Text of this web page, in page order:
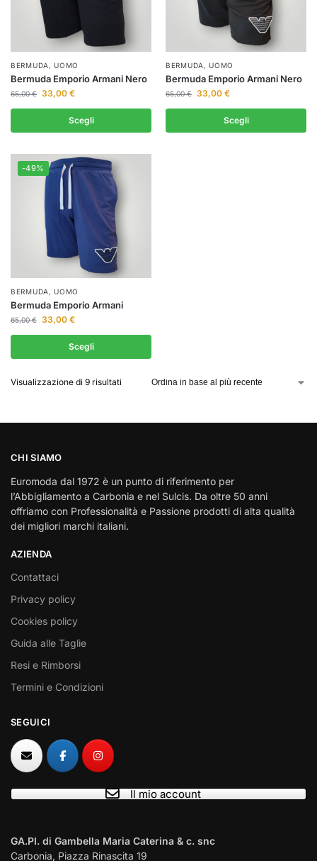
BERMUDA ,UOMO
Bermuda Emporio Armani Nero
65,00€ 33,00 €
Scegli
BERMUDA ,UOMO
Bermuda Emporio Armani Nero
65,00€ 33,00 €
Scegli
-49%
BERMUDA ,UOMO
Bermuda Emporio Armani
65,00€ 33,00 €
Scegli
Visualizzazione di 9 risultati
CHI SIAMO
Euromoda dal 1972 è un punto di riferimento per
l’Abbigliamento a Carbonia e nel Sulcis. Da oltre 50 anni
offriamo con Professionalità e Passione prodotti di alta qualità
dei migliori marchi italiani.
AZIENDA
Contattaci
Privacy policy
Cookies policy
Guida alle Taglie
Resi e Rimborsi
Termini e Condizioni
SEGUICI
Il mio account
GA.PI. di Gambella Maria Caterina & c. snc
Carbonia, Piazza Rinascita 19